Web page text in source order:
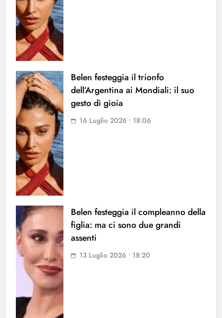
Belen festeggia il trionfo
dell’Argentina ai Mondiali: il suo
gesto di gioia
16 Luglio 2026 • 18:06
Belen festeggia il compleanno della
figlia: ma ci sono due grandi
assenti
13 Luglio 2026 • 18:20